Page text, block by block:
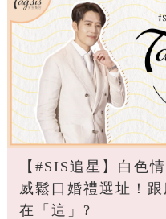
【#SIS追星】白色
威鬆口婚禮選址！
在「這」?